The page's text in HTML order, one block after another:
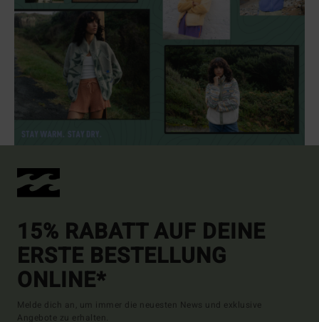
15% RABATT AUF DEINE
ERSTE BESTELLUNG
ONLINE*
Melde dich an, um immer die neuesten News und exklusive
Angebote zu erhalten.